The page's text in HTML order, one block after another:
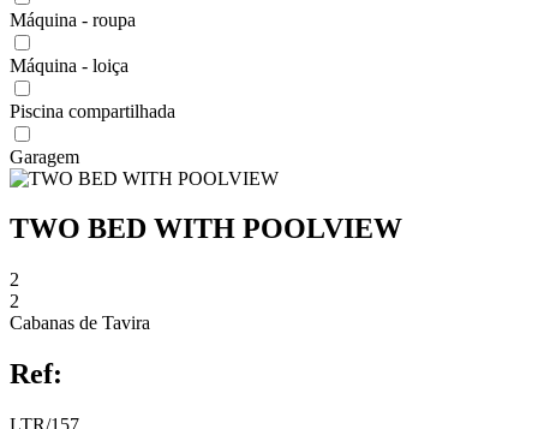
Máquina - roupa
Máquina - loiça
Piscina compartilhada
Garagem
TWO BED WITH POOLVIEW
2
2
Cabanas de Tavira
Ref: